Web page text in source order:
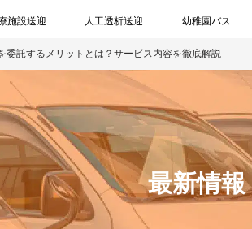
施設送迎 人工透析送迎 幼稚園バス
託するメリットとは？サービス内容を徹底解説
最新情報